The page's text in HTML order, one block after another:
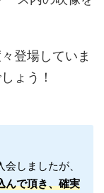
登場していま
ょう！
しましたが、
んで頂き、確実